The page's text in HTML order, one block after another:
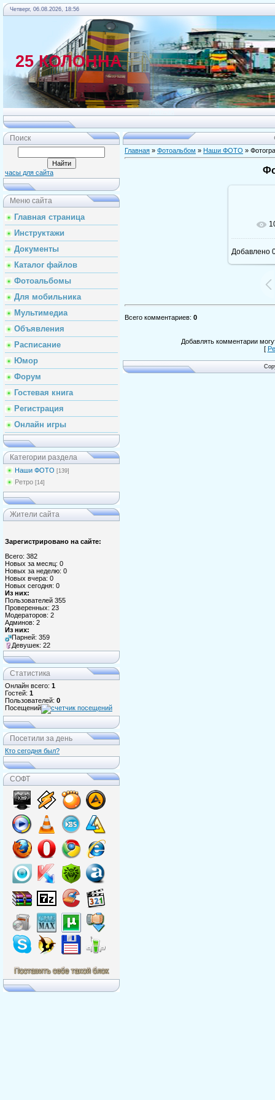
Четверг, 06.08.2026, 18:56
25 КОЛОННА
Поиск
часы для сайта
Меню сайта
Главная страница
Инструктажи
Документы
Каталог файлов
Фотоальбомы
Для мобильника
Мультимедиа
Объявления
Расписание
Юмор
Форум
Гостевая книга
Регистрация
Онлайн игры
Категории раздела
Наши ФОТО [139]
Ретро [14]
Жители сайта
Зарегистрировано на сайте:
Всего: 382
Новых за месяц: 0
Новых за неделю: 0
Новых вчера: 0
Новых сегодня: 0
Из них:
Пользователей 355
Проверенных: 23
Модераторов: 2
Админов: 2
Из них:
Парней: 359
Девушек: 22
Статистика
Онлайн всего: 1
Гостей: 1
Пользователей: 0
Посещений
Посетили за день
Кто сегодня был?
СОФТ
Главная » Фотоальбом » Наши ФОТО »
Добавлено
Всего комментариев: 0
Добавлять комментарии
[